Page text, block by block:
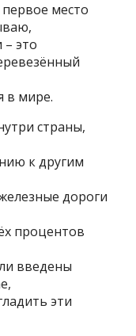
место
это
в мире.
страны,
к другим
дороги
процентов
введены
эти